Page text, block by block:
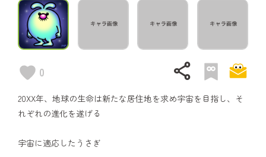
0 share
20XX年、地球の生命は新たな居住地を求め宇宙を目指し、そ
れぞれの進化を遂げる
宇宙に適応したうさぎ